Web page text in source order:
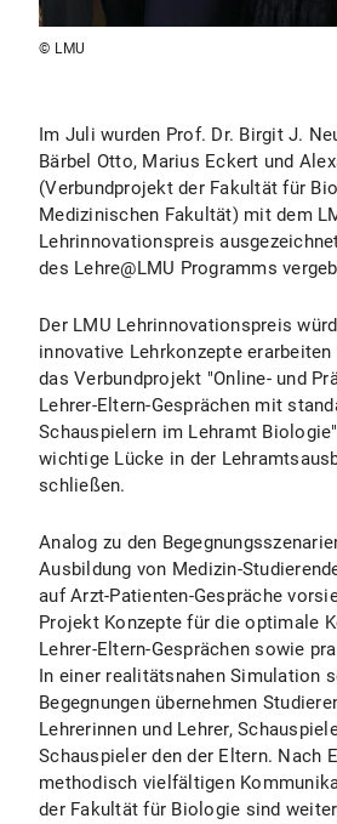
© LMU
Im Juli wurden Prof. Dr. Birgit J.
Bärbel Otto, Marius Eckert und
(Verbundprojekt der Fakultät für
Medizinischen Fakultät) mit dem
Lehrinnovationspreis
des Lehre@LMU Programms
Der LMU Lehrinnovationspreis
innovative Lehrkonzepte
das Verbundprojekt "Online- und
Lehrer-Eltern-Gesprächen mit
Schauspielern im Lehramt
wichtige Lücke in der
schließen.
Analog zu den
Ausbildung von Medizin-
auf Arzt-Patienten-Gespräche
Projekt Konzepte für die optimale
Lehrer-Eltern-Gesprächen sowie
In einer realitätsnahen Simulation
Begegnungen übernehmen
Lehrerinnen und Lehrer,
Schauspieler den der Eltern. Nach
methodisch vielfältigen
der Fakultät für Biologie sind